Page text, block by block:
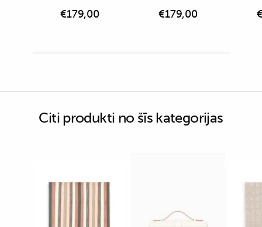
€179,00 €179,00
Citi produkti no šīs kategorijas